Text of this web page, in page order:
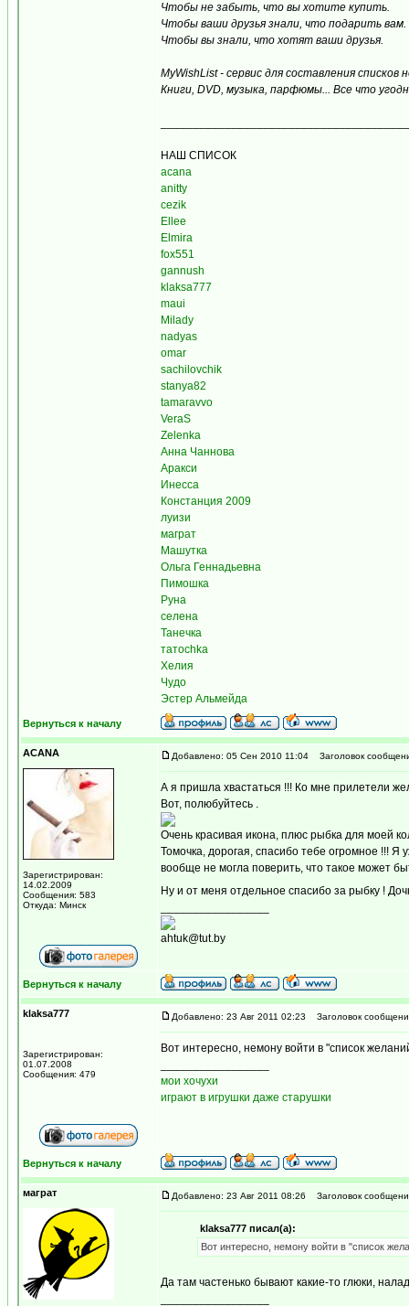
Чтобы не забыть, что вы хотите купить.
Чтобы ваши друзья знали, что подарить вам.
Чтобы вы знали, что хотят ваши друзья.
MyWishList - cервис для составления
Книги, DVD, музыка, парфюмы... Все что
НАШ СПИСОК
acana
anitty
cezik
Ellee
Elmira
fox551
gannush
klaksa777
maui
Milady
nadyas
omar
sachilovchik
stanya82
tamaravvo
VeraS
Zelenka
Анна Чаннова
Аракси
Инесса
Констанция 2009
луизи
маграт
Машутка
Ольга Геннадьевна
Пимошка
Руна
селена
Танечка
татоchka
Хелия
Чудо
Эстер Альмейда
Вернуться к началу
ACANA
Зарегистрирован:
14.02.2009
Сообщения: 583
Откуда: Минск
Добавлено: 05 Сен 2010 11:04 Заголовок
А я пришла хвастаться !!! Ко мне прилетели
Вот, полюбуйтесь .
Очень красивая икона, плюс рыбка для моей
Томочка, дорогая, спасибо тебе огромное !!!
вообще не могла поверить, что такое может
Ну и от меня отдельное спасибо за рыбку !
аhtuk@tut.by
Вернуться к началу
klaksa777
Зарегистрирован:
01.07.2008
Сообщения: 479
Добавлено: 23 Авг 2011 02:23 Заголовок
Вот интересно, немону войти в "список
мои хочухи
играют в игрушки даже старушки
Вернуться к началу
маграт Добавлено: 23 Авг 2011 08:26 Заголовок
klaksa777 писал(а):
Вот интересно, немону войти в "список
Да там частенько бывают какие-то глюки,